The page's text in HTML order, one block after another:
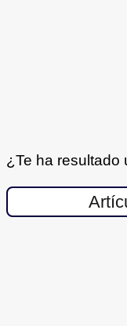
¿Te ha resultado